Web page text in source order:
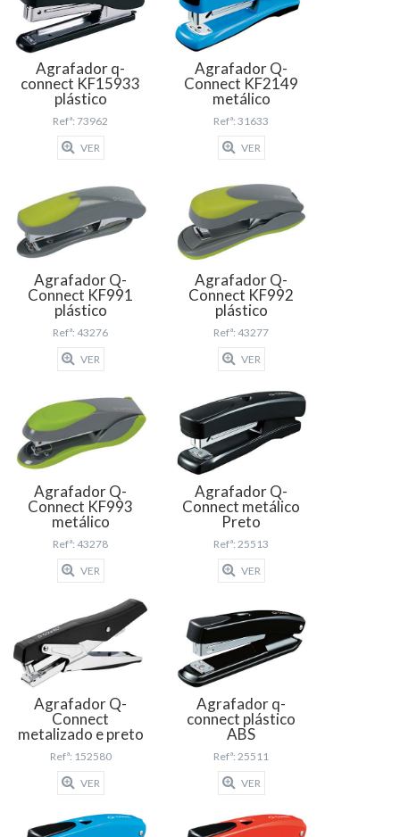
Agrafador q-
connect KF15933
plástico
Refª: 73962
VER
Agrafador Q-
Connect KF2149
metálico
Refª: 31633
VER
Agrafador Q-
Connect KF991
plástico
Refª: 43276
VER
Agrafador Q-
Connect KF992
plástico
Refª: 43277
VER
Agrafador Q-
Connect KF993
metálico
Refª: 43278
VER
Agrafador Q-
Connect metálico
Preto
Refª: 25513
VER
Agrafador Q-
Connect
metalizado e preto
Refª: 152580
VER
Agrafador q-
connect plástico
ABS
Refª: 25511
VER